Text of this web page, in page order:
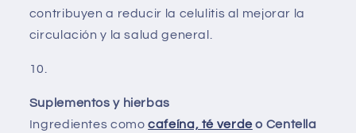
contribuyen a reducir la celulitis al mejorar la
circulación y la salud general.
Suplementos y hierbas
Ingredientes comocafeína, té verdeo Centella